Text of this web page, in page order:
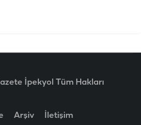
İpekyol Tüm Hakları
Arşiv İletişim